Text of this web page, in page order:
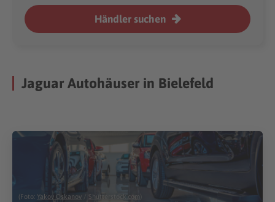
Händler suchen
Jaguar Autohäuser in Bielefeld
(Foto: Yakov Oskanov / Shutterstock.com